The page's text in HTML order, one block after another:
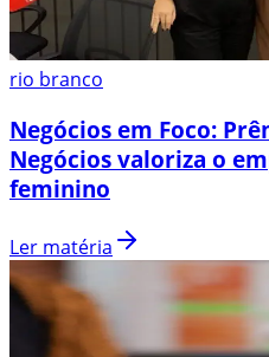
rio branco
Negócios em Foco:
Negócios valoriza o
feminino
Ler matéria